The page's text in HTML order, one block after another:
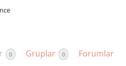
0 Gruplar 0 Forumlar